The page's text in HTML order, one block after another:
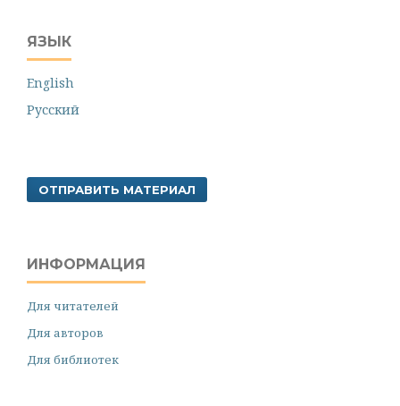
ЯЗЫК
English
Русский
ОТПРАВИТЬ МАТЕРИАЛ
ИНФОРМАЦИЯ
Для читателей
Для авторов
Для библиотек